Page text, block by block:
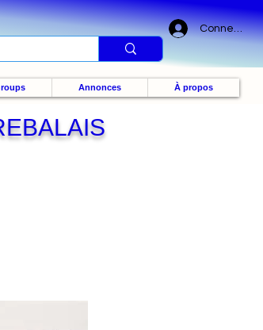
Connexion
Annonces À propos